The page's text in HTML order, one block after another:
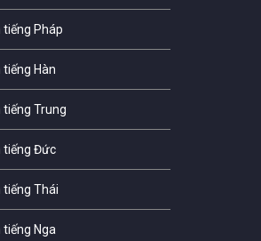
tiếng Pháp
Hàn
tiếng Trung
tiếng Đức
tiếng Thái
Nga